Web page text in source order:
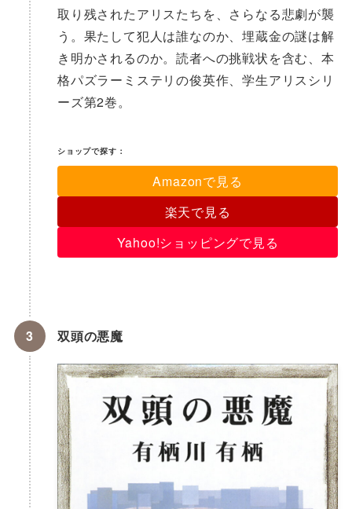
取り残されたアリスたちを、さらなる悲劇が襲
う。果たして犯人は誰なのか、埋蔵金の謎は解
き明かされるのか。読者への挑戦状を含む、本
格パズラーミステリの俊英作、学生アリスシリ
ーズ第2巻。
ショップで探す：
Amazonで見る
楽天で見る
Yahoo!ショッピングで見る
双頭の悪魔